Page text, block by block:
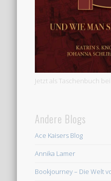
Jetzt als Taschenbuch
Andere Blogs
Ace Kaisers Blog
Annika Lamer
Bookjourney – Die Welt